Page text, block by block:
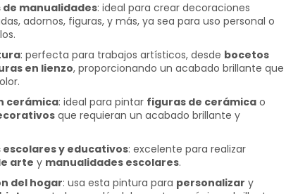
de manualidades: ideal para crear decoraciones
adornos, figuras, y más, ya sea para uso personal o
: perfecta para trabajos artísticos, desde bocetos
en lienzo, proporcionando un acabado brillante que
cerámica: ideal para pintar figuras de cerámica o
que requieran un acabado brillante y
escolares y educativos: excelente para realizar
arte y manualidades escolares.
del hogar: usa esta pintura para personalizar y